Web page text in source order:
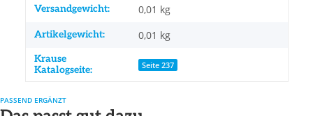
Produkteigenschaft
Wert
Versandgewicht: 0,01 kg
Artikelgewicht: 0,01 kg
Krause
Katalogseite:
Seite 237
PASSEND ERGÄNZT